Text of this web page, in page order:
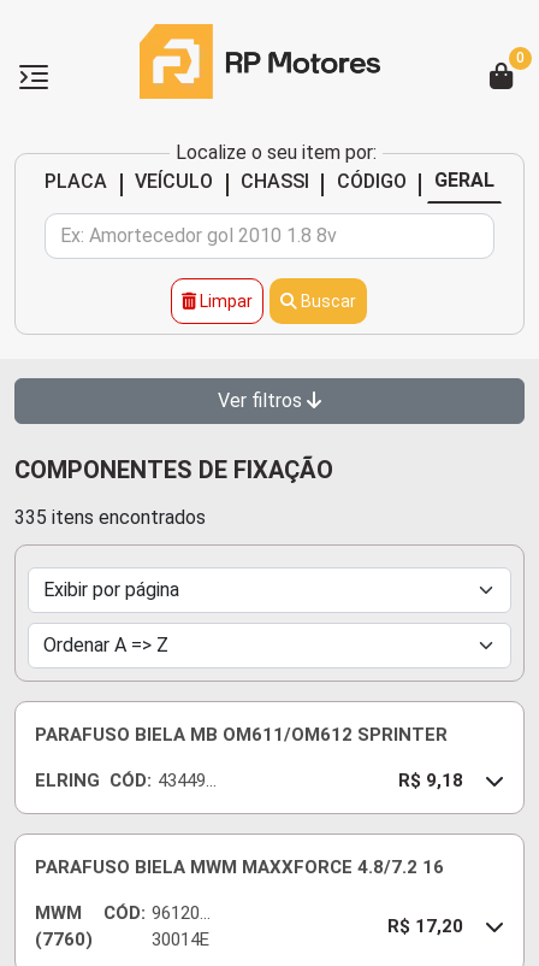
Localize o seu item por:
PLACA
| VEÍCULO | CHASSI | CÓDIGO | GERAL
Limpar Buscar
0
Ver filtros
COMPONENTES DE FIXAÇÃO
335 itens encontrados
PARAFUSO BIELA MB OM611/OM612 SPRINTER
ELRING CÓD: 434490
R$ 9,18
PARAFUSO BIELA MWM MAXXFORCE 4.8/7.2 16
MWM
(7760)
CÓD: 9612035
30014E
R$ 17,20